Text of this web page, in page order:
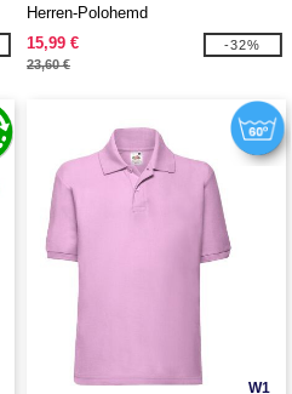
Herren-Polohemd
15,99 €
23,60 €
-32%
W1